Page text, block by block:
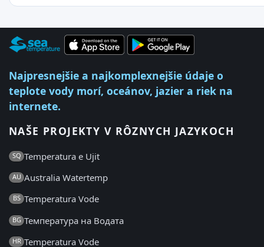
Najpresnejšie a najkomplexnejšie údaje o
teplote vody morí, oceánov, jazier a riek na
internete.
NAŠE PROJEKTY V RÔZNYCH JAZYKOCH
SQ Temperatura e Ujit
AU Australia Watertemp
BS Temperatura Vode
BG Температура на Водата
HR Temperatura Vode